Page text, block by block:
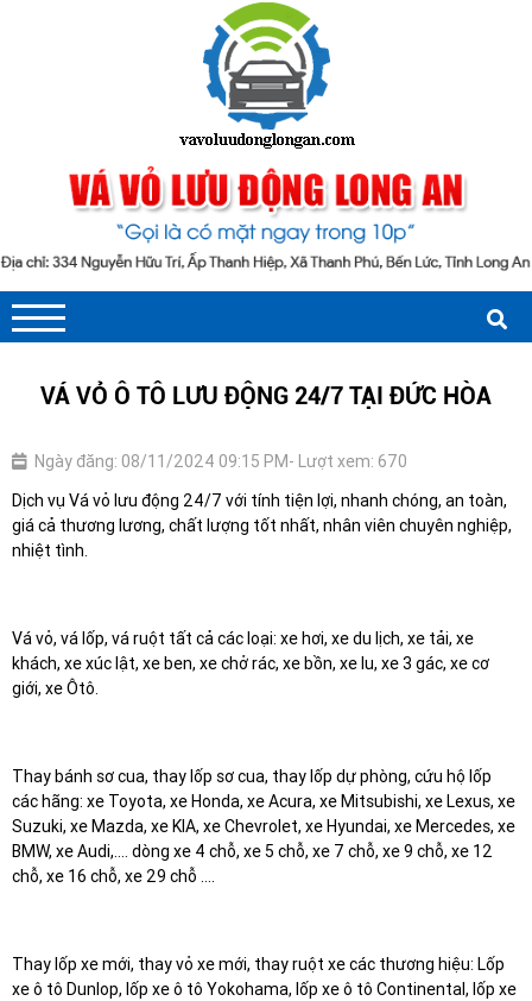
VÁ VỎ Ô TÔ LƯU ĐỘNG 24/7 TẠI ĐỨC HÒA
Ngày đăng: 08/11/2024 09:15 PM- Lượt xem: 670
Dịch vụ Vá vỏ lưu động 24/7 với tính tiện lợi, nhanh chóng, an toàn,
giá cả thương lương, chất lượng tốt nhất, nhân viên chuyên nghiệp,
nhiệt tình.
Vá vỏ, vá lốp, vá ruột tất cả các loại: xe hơi, xe du lịch, xe tải, xe
khách, xe xúc lật, xe ben, xe chở rác, xe bồn, xe lu, xe 3 gác, xe cơ
giới, xe Ôtô.
Thay bánh sơ cua, thay lốp sơ cua, thay lốp dự phòng, cứu hộ lốp
các hãng: xe Toyota, xe Honda, xe Acura, xe Mitsubishi, xe Lexus, xe
Suzuki, xe Mazda, xe KIA, xe Chevrolet, xe Hyundai, xe Mercedes, xe
BMW, xe Audi,…. dòng xe 4 chỗ, xe 5 chỗ, xe 7 chỗ, xe 9 chỗ, xe 12
chỗ, xe 16 chỗ, xe 29 chỗ ....
Thay lốp xe mới, thay vỏ xe mới, thay ruột xe các thương hiệu: Lốp
xe ô tô Dunlop, lốp xe ô tô Yokohama, lốp xe ô tô Continental, lốp xe